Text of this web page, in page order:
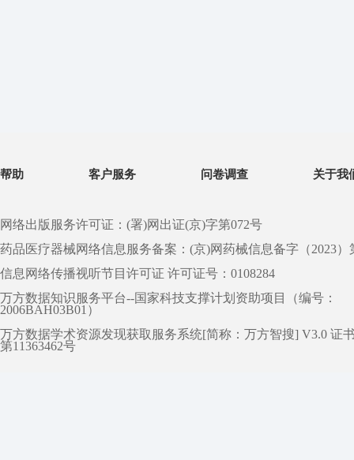
帮助 客户服务 问卷调查 关于我
网络出版服务许可证：(署)网出证(京)字第072号
药品医疗器械网络信息服务备案：(京)网药械信息备字（2023）
信息网络传播视听节目许可证 许可证号：0108284
万方数据知识服务平台--国家科技支撑计划资助项目（编号：
2006BAH03B01）
万方数据学术资源发现获取服务系统[简称：万方智搜] V3.0 证
第11363462号